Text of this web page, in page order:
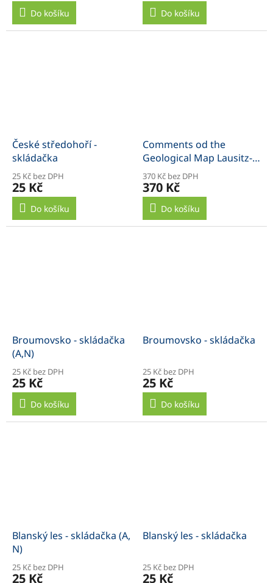
(0232,0241,0223,0243,0234,1212)
Do košíku Do košíku
České středohoří -
skládačka
25 Kč bez DPH
25 Kč
Do košíku
Comments od the
Geological Map Lausitz-
Jizera-Karkonosze 1:100
000
370 Kč bez DPH
370 Kč
Do košíku
Broumovsko - skládačka
(A,N)
25 Kč bez DPH
25 Kč
Do košíku
Broumovsko - skládačka
25 Kč bez DPH
25 Kč
Do košíku
Blanský les - skládačka (A,
N)
25 Kč bez DPH
25 Kč
Blanský les - skládačka
25 Kč bez DPH
25 Kč